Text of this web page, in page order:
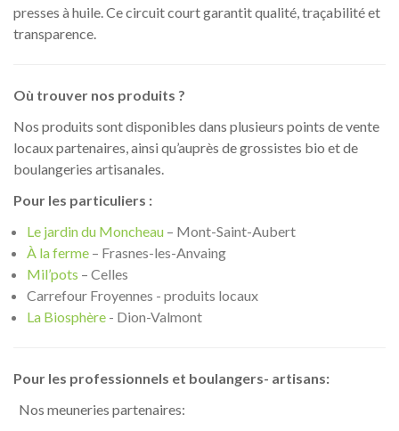
presses à huile. Ce circuit court garantit qualité, traçabilité et
transparence.
Où trouver nos produits ?
Nos produits sont disponibles dans plusieurs points de vente
locaux partenaires, ainsi qu’auprès de grossistes bio et de
boulangeries artisanales.
Pour les particuliers :
Le jardin du Moncheau – Mont-Saint-Aubert
À la ferme – Frasnes-les-Anvaing
Mil’pots – Celles
Carrefour Froyennes - produits locaux
La Biosphère - Dion-Valmont
Pour les professionnels et boulangers- artisans:
Nos meuneries partenaires: